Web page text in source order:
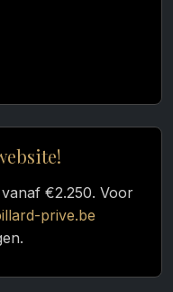
€2.250. Voor
prive.be